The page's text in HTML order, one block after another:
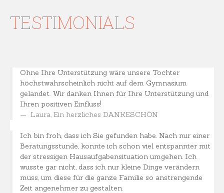
TESTIMONIALS
Ohne Ihre Unterstützung wäre unsere Tochter
höchstwahrscheinlich nicht auf dem Gymnasium
gelandet. Wir danken Ihnen für Ihre Unterstützung und
Ihren positiven Einfluss!
Laura Ein herzliches DANKESCHÖN
Ich bin froh, dass ich Sie gefunden habe. Nach nur einer
Beratungsstunde, konnte ich schon viel entspannter mit
der stressigen Hausaufgabensituation umgehen. Ich
wusste gar nicht, dass ich nur kleine Dinge verändern
muss, um diese für die ganze Familie so anstrengende
Zeit angenehmer zu gestalten.